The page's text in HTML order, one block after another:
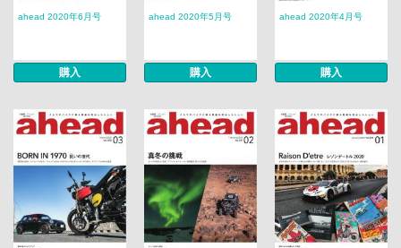
ahead 2020年6月号
購入
ahead 2020年5月号
購入
ahead 2020年4月号
購入